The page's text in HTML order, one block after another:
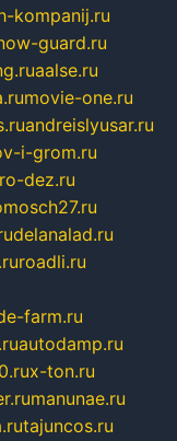
kompanij.ru
guard.ru
aalse.ru
movie-one.ru
andreislyusar.ru
i-grom.ru
dez.ru
delanalad.ru
roadli.ru
farm.ru
autodamp.ru
x-ton.ru
manunae.ru
tajuncos.ru